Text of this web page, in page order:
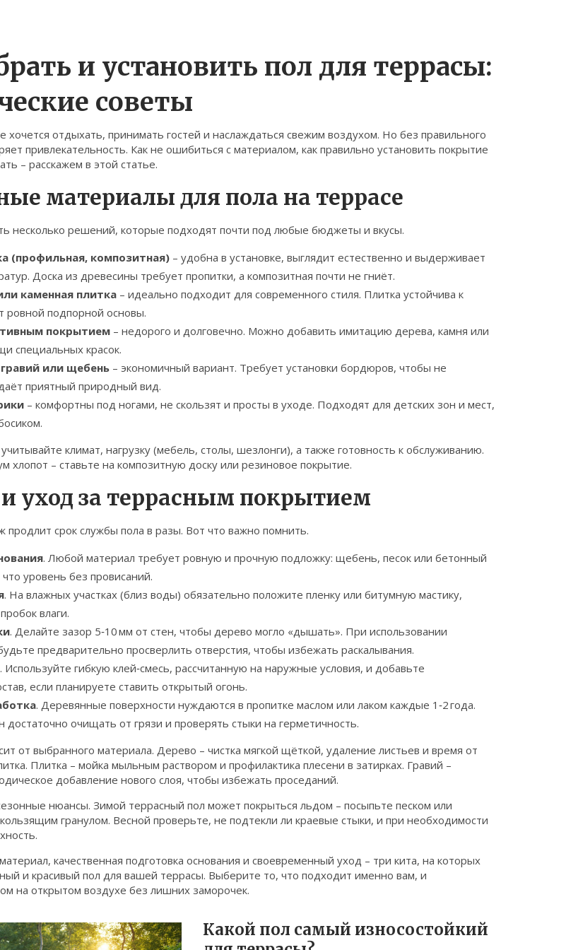
и установить пол для террасы:
советы
хочется отдыхать, принимать гостей и наслаждаться свежим воздухом. Но без правильного
привлекательность. Как не ошибиться с материалом, как правильно установить покрытие
– расскажем в этой статье.
материалы для пола на террасе
несколько решений, которые подходят почти под любые бюджеты и вкусы.
(профильная, композитная) – удобна в установке, выглядит естественно и выдерживает
Доска из древесины требует пропитки, а композитная почти не гниёт.
каменная плитка – идеально подходит для современного стиля. Плитка устойчива к
ровной подпорной основы.
покрытием – недорого и долговечно. Можно добавить имитацию дерева, камня или
специальных красок.
или щебень – экономичный вариант. Требует установки бордюров, чтобы не
приятный природный вид.
– комфортны под ногами, не скользят и просты в уходе. Подходят для детских зон и мест,
климат, нагрузку (мебель, столы, шезлонги), а также готовность к обслуживанию.
хлопот – ставьте на композитную доску или резиновое покрытие.
уход за террасным покрытием
срок службы пола в разы. Вот что важно помнить.
. Любой материал требует ровную и прочную подложку: щебень, песок или бетонный
уровень без провисаний.
. На влажных участках (близ воды) обязательно положите пленку или битумную мастику,
влаги.
. Делайте зазор 5‑10 мм от стен, чтобы дерево могло «дышать». При использовании
предварительно просверлить отверстия, чтобы избежать раскалывания.
. Используйте гибкую клей‑смесь, рассчитанную на наружные условия, и добавьте
если планируете ставить открытый огонь.
. Деревянные поверхности нуждаются в пропитке маслом или лаком каждые 1‑2 года.
достаточно очищать от грязи и проверять стыки на герметичность.
от выбранного материала. Дерево – чистка мягкой щёткой, удаление листьев и время от
Плитка – мойка мыльным раствором и профилактика плесени в затирках. Гравий –
добавление нового слоя, чтобы избежать проседаний.
нюансы. Зимой террасный пол может покрыться льдом – посыпьте песком или
гранулом. Весной проверьте, не подтекли ли краевые стыки, и при необходимости
качественная подготовка основания и своевременный уход – три кита, на которых
и красивый пол для вашей террасы. Выберите то, что подходит именно вам, и
на открытом воздухе без лишних заморочек.
Какой пол самый износостойкий